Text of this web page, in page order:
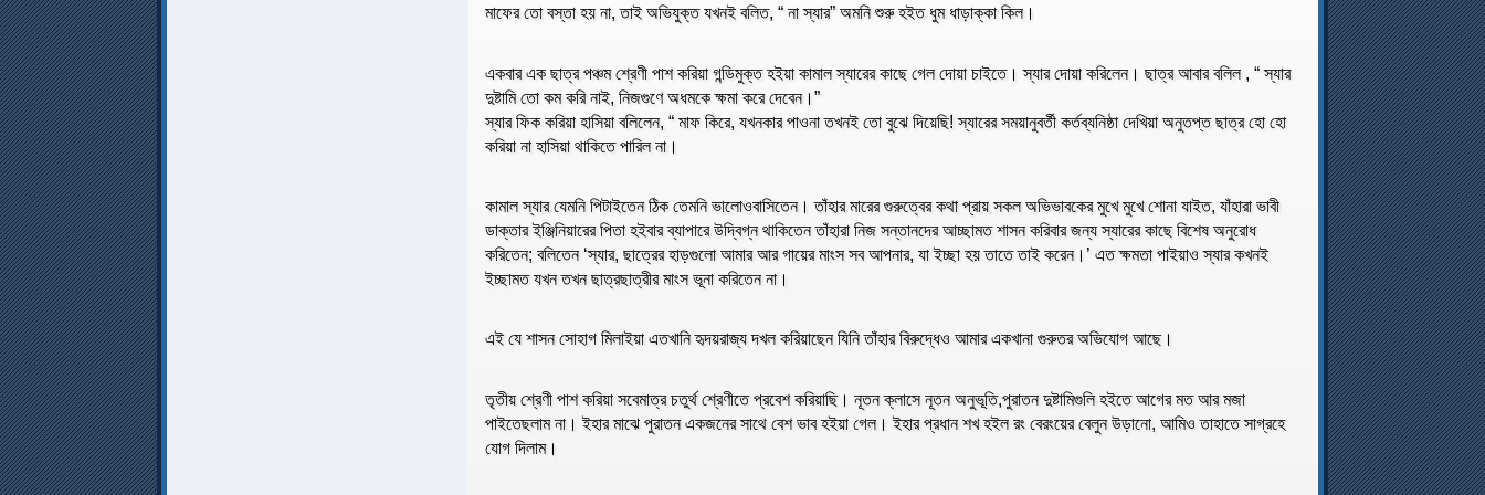
মাফের তো বস্তা হয় না, তাই অভিযুক্ত যখনই বলিত, “ না স্যার” অমনি শুরু হইত ধুম ধাড়াক্কা কিল।
একবার এক ছাত্র পঞ্চম শ্রেণী পাশ করিয়া গন্ডিমুক্ত হইয়া কামাল স্যারের কাছে গেল দোয়া চাইতে। স্যার দোয়া করিলেন। ছাত্র আবার বলিল , “ স্যার
দুষ্টামি তো কম করি নাই, নিজগুণে অধমকে ক্ষমা করে দেবেন।”
স্যার ফিক করিয়া হাসিয়া বলিলেন, “ মাফ কিরে, যখনকার পাওনা তখনই তো বুঝে দিয়েছি! স্যারের সময়ানুবর্তী কর্তব্যনিষ্ঠা দেখিয়া অনুতপ্ত ছাত্র হো হো
করিয়া না হাসিয়া থাকিতে পারিল না।
কামাল স্যার যেমনি পিটাইতেন ঠিক তেমনি ভালোওবাসিতেন। তাঁহার মারের গুরুত্বের কথা প্রায় সকল অভিভাবকের মুখে মুখে শোনা যাইত, যাঁহারা ভাবী
ডাক্তার ইঞ্জিনিয়ারের পিতা হইবার ব্যাপারে উদ্বিগ্ন থাকিতেন তাঁহারা নিজ সন্তানদের আচ্ছামত শাসন করিবার জন্য স্যারের কাছে বিশেষ অনুরোধ
করিতেন; বলিতেন ‘স্যার, ছাত্রের হাড়গুলো আমার আর গায়ের মাংস সব আপনার, যা ইচ্ছা হয় তাতে তাই করেন।’ এত ক্ষমতা পাইয়াও স্যার কখনই
ইচ্ছামত যখন তখন ছাত্রছাত্রীর মাংস ভূনা করিতেন না।
এই যে শাসন সোহাগ মিলাইয়া এতখানি হৃদয়রাজ্য দখল করিয়াছেন যিনি তাঁহার বিরুদ্ধেও আমার একখানা গুরুতর অভিযোগ আছে।
তৃতীয় শ্রেণী পাশ করিয়া সবেমাত্র চতুর্থ শ্রেণীতে প্রবেশ করিয়াছি। নূতন ক্লাসে নূতন অনুভূতি,পুরাতন দুষ্টামিগুলি হইতে আগের মত আর মজা
পাইতেছলাম না। ইহার মাঝে পুরাতন একজনের সাথে বেশ ভাব হইয়া গেল। ইহার প্রধান শখ হইল রং বেরংয়ের বেলুন উড়ানো, আমিও তাহাতে সাগ্রহে
যোগ দিলাম।